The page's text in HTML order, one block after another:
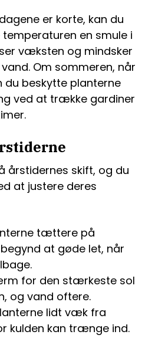
er korte, kan du
en smule i
væksten og mindsker
Om sommeren, når
du beskytte planterne
ved at trække gardiner
årstidernes skift, og du
at justere deres
tættere på
at gøde let, når
for den stærkeste sol
og vand oftere.
lidt væk fra
kulden kan trænge ind.